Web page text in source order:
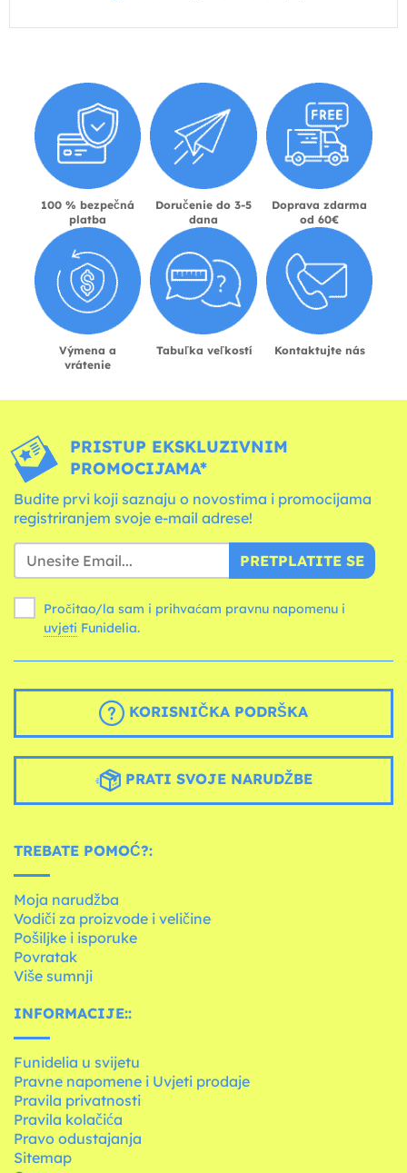
100 % bezpečná
platba
Doručenie do 3-5
dana
Doprava zdarma
od 60€
Výmena a
vrátenie
Tabuľka veľkostí Kontaktujte nás
PRISTUP EKSKLUZIVNIM
PROMOCIJAMA*
Budite prvi koji saznaju o novostima i promocijama
registriranjem svoje e-mail adrese!
PRETPLATITE SE
Pročitao/la sam i prihvaćam pravnu napomenu i
uvjeti Funidelia.
KORISNIČKA PODRŠKA
PRATI SVOJE NARUDŽBE
TREBATE POMOĆ?:
Moja narudžba
Vodiči za proizvode i veličine
Pošiljke i isporuke
Povratak
Više sumnji
INFORMACIJE::
Funidelia u svijetu
Pravne napomene i Uvjeti prodaje
Pravila privatnosti
Pravila kolačića
Pravo odustajanja
Sitemap